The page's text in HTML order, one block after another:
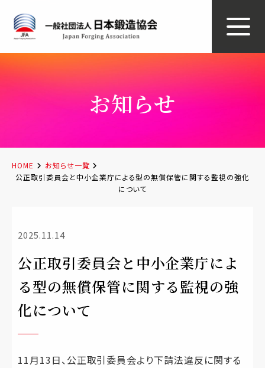
お知らせ
HOME
お知らせ一覧
公正取引委員会と中小企業庁による型の無償保管に関する監視の強化
について
2025.11.14
公正取引委員会と中小企業庁によ
る型の無償保管に関する監視の強
化について
11月13日、公正取引委員会より下請法違反に関する